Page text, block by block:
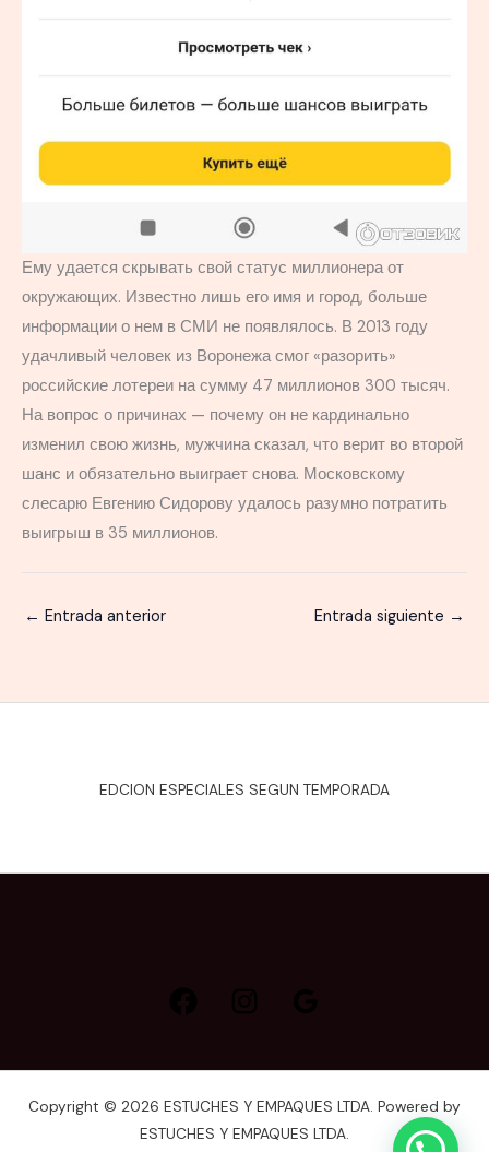
Ему удается скрывать свой статус миллионера от
окружающих. Известно лишь его имя и город, больше
информации о нем в СМИ не появлялось. В 2013 году
удачливый человек из Воронежа смог «разорить»
российские лотереи на сумму 47 миллионов 300 тысяч.
На вопрос о причинах — почему он не кардинально
изменил свою жизнь, мужчина сказал, что верит во второй
шанс и обязательно выиграет снова. Московскому
слесарю Евгению Сидорову удалось разумно потратить
выигрыш в 35 миллионов.
← Entrada anterior Entrada siguiente →
EDCION ESPECIALES SEGUN TEMPORADA
Copyright © 2026 ESTUCHES Y EMPAQUES LTDA. Powered by
ESTUCHES Y EMPAQUES LTDA.